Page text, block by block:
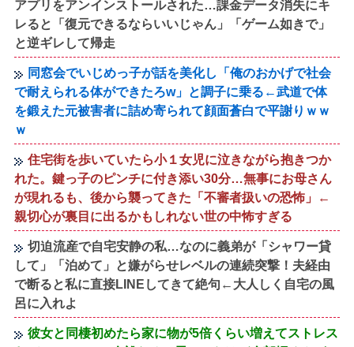
アプリをアンインストールされた…課金データ消失にキ
レると「復元できるならいいじゃん」「ゲーム如きで」
と逆ギレして帰走
同窓会でいじめっ子が話を美化し「俺のおかげで社会
で耐えられる体ができたろw」と調子に乗る←武道で体
を鍛えた元被害者に詰め寄られて顔面蒼白で平謝りｗｗ
ｗ
住宅街を歩いていたら小１女児に泣きながら抱きつか
れた。鍵っ子のピンチに付き添い30分…無事にお母さん
が現れるも、後から襲ってきた「不審者扱いの恐怖」←
親切心が裏目に出るかもしれない世の中怖すぎる
切迫流産で自宅安静の私…なのに義弟が「シャワー貸
して」「泊めて」と嫌がらせレベルの連続突撃！夫経由
で断ると私に直接LINEしてきて絶句←大人しく自宅の風
呂に入れよ
彼女と同棲初めたら家に物が5倍くらい増えてストレス